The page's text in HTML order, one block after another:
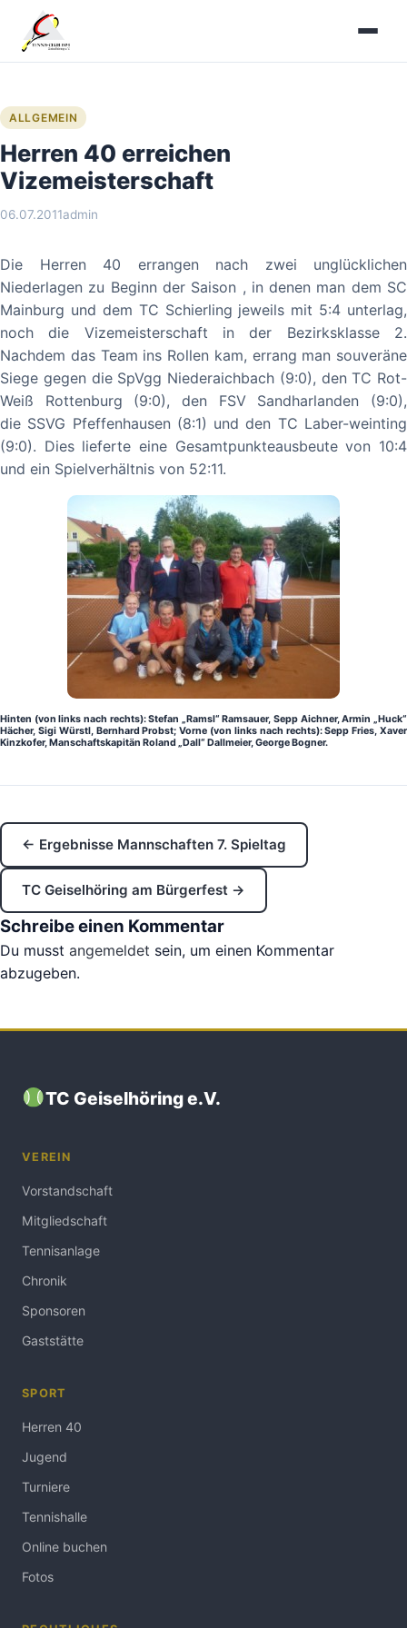
Inhalt
springen
ALLGEMEIN
Herren 40 erreichen
Vizemeisterschaft
06.07.2011admin
Die Herren 40 errangen nach zwei unglücklichen
Niederlagen zu Beginn der Saison , in denen man dem SC
Mainburg und dem TC Schierling jeweils mit 5:4 unterlag,
noch die Vizemeisterschaft in der Bezirksklasse 2.
Nachdem das Team ins Rollen kam, errang man souveräne
Siege gegen die SpVgg Niederaichbach (9:0), den TC Rot-
Weiß Rottenburg (9:0), den FSV Sandharlanden (9:0),
die SSVG Pfeffenhausen (8:1) und den TC Laber-weinting
(9:0). Dies lieferte eine Gesamtpunkteausbeute von 10:4
und ein Spielverhältnis von 52:11.
Hinten (von links nach rechts): Stefan „Ramsl“ Ramsauer, Sepp Aichner, Armin „Huck“
Hächer, Sigi Würstl, Bernhard Probst; Vorne (von links nach rechts):Sepp Fries, Xaver
Kinzkofer, Manschaftskapitän Roland „Dall“ Dallmeier, George Bogner.
← Ergebnisse Mannschaften 7. Spieltag
TC Geiselhöring am Bürgerfest →
Schreibe einen Kommentar
Du musst angemeldet sein, um einen Kommentar
abzugeben.
TC Geiselhöring e.V.
VEREIN
Vorstandschaft
Mitgliedschaft
Tennisanlage
Chronik
Sponsoren
Gaststätte
SPORT
Herren 40
Jugend
Turniere
Tennishalle
Online buchen
Fotos